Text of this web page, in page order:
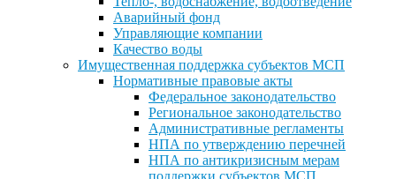
Аварийный фонд
Управляющие компании
Качество воды
Имущественная поддержка субъектов МСП
Нормативные правовые акты
Федеральное законодательство
Региональное законодательство
Административные регламенты
НПА по утверждению перечней
НПА по антикризисным мерам
поддержки субъектов МСП